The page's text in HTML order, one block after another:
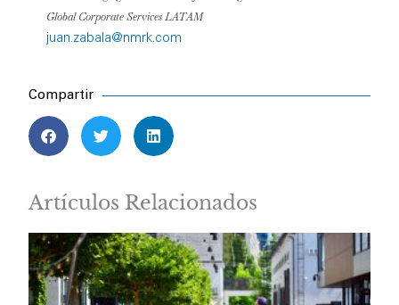
Global Corporate Services LATAM
juan.zabala@nmrk.com
Compartir
Artículos Relacionados